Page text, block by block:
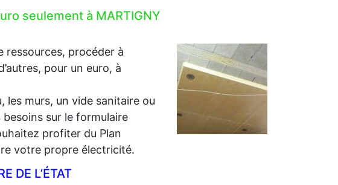
seulement à MARTIGNY
ressources, procéder à
pour un euro, à
les murs, un vide sanitaire ou
sur le formulaire
profiter du Plan
votre propre électricité.
DE L’ÉTAT